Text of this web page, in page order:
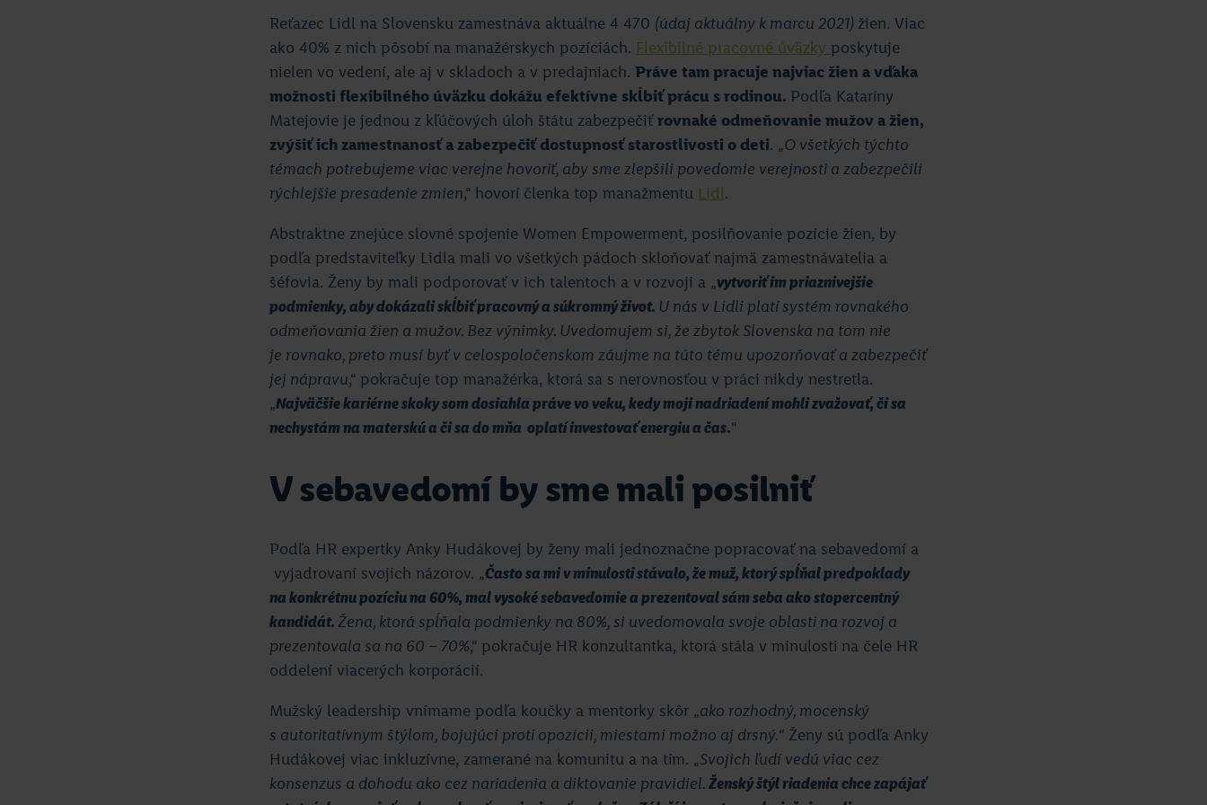
Reťazec Lidl na Slovensku zamestnáva aktuálne 4 470 (údaj aktuálny k marcu 2021) žien. Viac
ako 40% z nich pôsobí na manažérskych pozíciách. Flexibilné pracovné úväzky poskytuje
nielen vo vedení, ale aj v skladoch a v predajniach. Práve tam pracuje najviac žien a vďaka
možnosti flexibilného úväzku dokážu efektívne skĺbiť prácu s rodinou. Podľa Kataríny
Matejovie je jednou z kľúčových úloh štátu zabezpečiťrovnaké odmeňovanie mužov a žien,
zvýšiť ich zamestnanosť a zabezpečiť dostupnosť starostlivosti o deti. „O všetkých týchto
témach potrebujeme viac verejne hovoriť, aby sme zlepšili povedomie verejnosti a zabezpečili
rýchlejšie presadenie zmien,“ hovorí členka top manažmentu Lidl.
Abstraktne znejúce slovné spojenie Women Empowerment, posilňovanie pozície žien, by
podľa predstaviteľky Lidla mali vo všetkých pádoch skloňovať najmä zamestnávatelia a
šéfovia. Ženy by mali podporovať v ich talentoch a v rozvoji a „vytvoriť im priaznivejšie
podmienky, aby dokázali skĺbiť pracovný a súkromný život. U nás v Lidli platí systém rovnakého
odmeňovania žien a mužov. Bez výnimky. Uvedomujem si, že zbytok Slovenska na tom nie
je rovnako, preto musí byť v celospoločenskom záujme na túto tému upozorňovať a zabezpečiť
jej nápravu,“ pokračuje top manažérka, ktorá sa s nerovnosťou v práci nikdy nestretla.
„Najväčšie kariérne skoky som dosiahla práve vo veku, kedy moji nadriadení mohli zvažovať, či sa
nechystám na materskú a či sa do mňa oplatí investovať energiu a čas.“
V sebavedomí by sme mali posilniť
Podľa HR expertky Anky Hudákovej by ženy mali jednoznačne popracovať na sebavedomí a
vyjadrovaní svojich názorov. „Často sa mi v minulosti stávalo, že muž, ktorý spĺňal predpoklady
na konkrétnu pozíciu na 60%, mal vysoké sebavedomie a prezentoval sám seba ako stopercentný
kandidát.Žena, ktorá spĺňala podmienky na 80%, si uvedomovala svoje oblasti na rozvoj a
prezentovala sa na 60 – 70%,“ pokračuje HR konzultantka, ktorá stála v minulosti na čele HR
oddelení viacerých korporácií.
Mužský leadership vnímame podľa koučky a mentorky skôr „ako rozhodný, mocenský
s autoritatívnym štýlom, bojujúci proti opozícii, miestami možno aj drsný.“ Ženy sú podľa Anky
Hudákovej viac inkluzívne, zamerané na komunitu a na tím. „Svojich ľudí vedú viac cez
konsenzus a dohodu ako cez nariadenia a diktovanie pravidiel.Ženský štýl riadenia chce zapájať